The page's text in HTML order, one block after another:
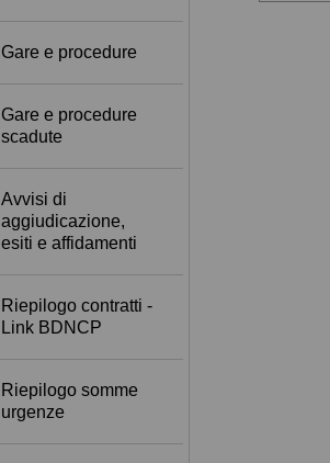
Gare e procedure
Gare e procedure
scadute
Avvisi di
aggiudicazione,
esiti e affidamenti
Riepilogo contratti -
Link BDNCP
Riepilogo somme
urgenze